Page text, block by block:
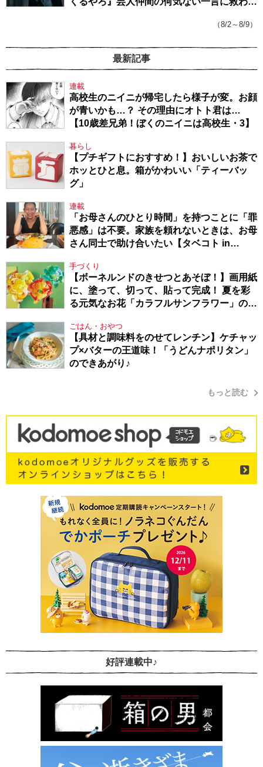
（8/2～8/9）
最新記事
連載
高校生のニイニが帰宅したら様子が変。お顔
が青いかも…？ その理由にオトト君は…
【10歳差兄弟！ぼくのニイニは高校生・3】
暮らし
【プチギフトにおすすめ！】おいしいお茶で
ホッとひと息。箱がかわいい「ティーバッ
グ」
連載
「お母さんのひとり時間」を持つことに「罪
悪感」は不要。家族を頼れないときは、お母
さん同士で助け合いたい【タベコト in
手づくり
【ボーネルンドのきせつとあそぼ！】画用紙
に、塗って、切って、貼って完成！ 夏を彩
る元気なお花「カラフルサンフラワー」の作
ごはん・おやつ
【具材と調味料をのせてレンチン】ケチャッ
プ×バターの王道味！「うどんナポリタン」
のできあがり♪
もっと読む
好評連載中♪